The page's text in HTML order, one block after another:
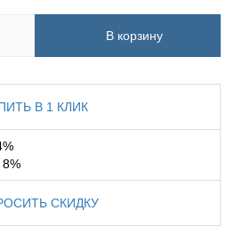
В корзину
В 1 КЛИК
8%
СКИДКУ